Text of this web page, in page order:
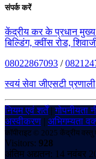
संपर्क करें
केंद्रीय कर के प्रधान
बिल्डिंग, क्वींस रोड,
08022867093 /
स्वयं सेवा जीएसटी प्रणाली
नियम एवं शर्तें|गोपनीयता
अस्वीकरण | अभिगम्यता
कॉपीराइट © 2025 केंद्रीय वस्तु
Visitors: 928
अंतिम अद्यतन: 14 नवंबर